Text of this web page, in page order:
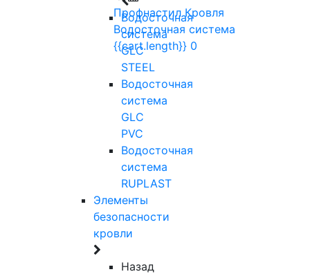
Водосточная
система
GLC
STEEL
Водосточная
система
GLC
PVC
Водосточная
система
RUPLAST
Элементы
безопасности
кровли
Назад
Профнастил Кровля
Водосточная система
{{cart.length}} 0